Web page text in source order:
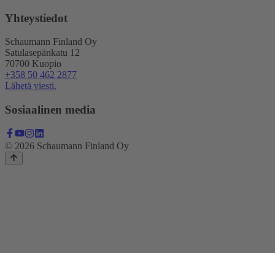
Yhteystiedot
Schaumann Finland Oy
Satulasepänkatu 12
70700 Kuopio
+358 50 462 2877
Lähetä viesti.
Sosiaalinen media
© 2026 Schaumann Finland Oy